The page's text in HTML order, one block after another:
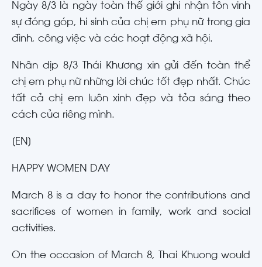
Ngày 8/3 là ngày toàn thế giới ghi nhận tôn vinh
sự đóng góp, hi sinh của chị em phụ nữ trong gia
đình, công việc và các hoạt động xã hội.
Nhân dịp 8/3 Thái Khương xin gửi đến toàn thể
chị em phụ nữ những lời chúc tốt đẹp nhất. Chúc
tất cả chị em luôn xinh đẹp và tỏa sáng theo
cách của riêng mình.
[EN]
HAPPY WOMEN DAY
March 8 is a day to honor the contributions and
sacrifices of women in family, work and social
activities.
On the occasion of March 8, Thai Khuong would